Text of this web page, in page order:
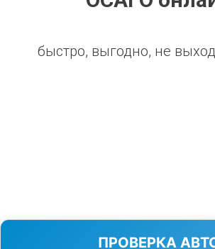
быстро, выгодно, не
ПРОВЕРКА